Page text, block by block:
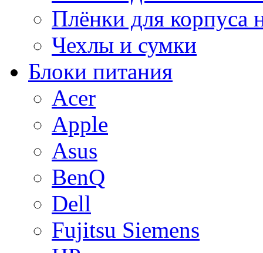
Плёнки для корпуса
Чехлы и сумки
Блоки питания
Acer
Apple
Asus
BenQ
Dell
Fujitsu Siemens